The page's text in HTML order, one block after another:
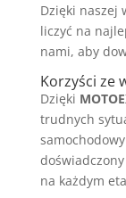
Dzięki naszej
liczyć na
nami, aby
Korzyści ze
Dzięki
trudnych
na każdym